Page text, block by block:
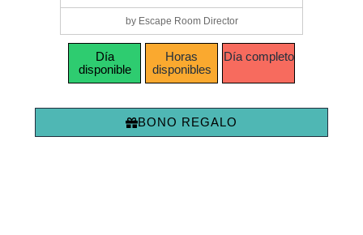
by Escape Room Director
Día
disponible
Horas
disponibles
Día completo
BONO REGALO